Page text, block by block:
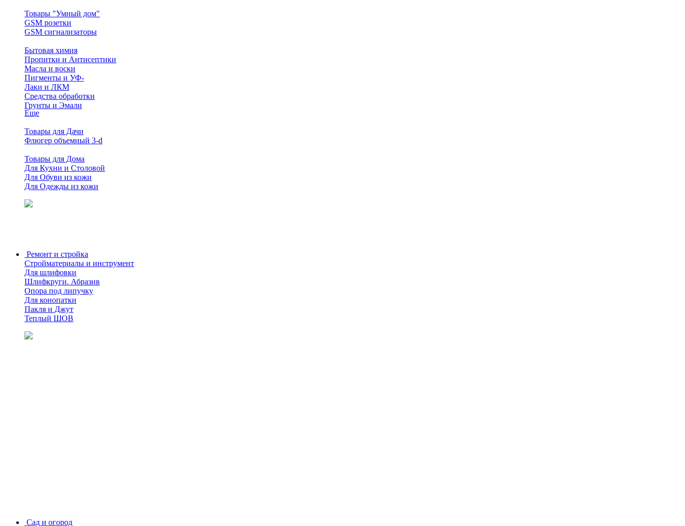
Товары "Умный дом"
GSM розетки
GSM сигнализаторы
Бытовая химия
Пропитки и Антисептики
Масла и воски
Пигменты и УФ-
Лаки и ЛКМ
Средства обработки
Грунты и Эмали
Еще
Товары для Дачи
Флюгер объемный 3-d
Товары для Дома
Для Кухни и Столовой
Для Обуви из кожи
Для Одежды из кожи
Ремонт и стройка
Стройматериалы и инструмент
Для шлифовки
Шлифкруги. Абразив
Опора под липучку
Для конопатки
Пакля и Джут
Теплый ШОВ
Сад и огород